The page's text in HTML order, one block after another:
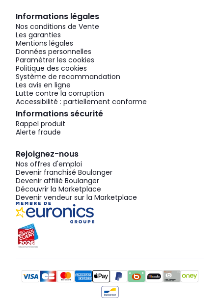
Informations légales
Nos conditions de Vente
Les garanties
Mentions légales
Données personnelles
Paramétrer les cookies
Politique des cookies
Système de recommandation
Les avis en ligne
Lutte contre la corruption
Accessibilité : partiellement conforme
Informations sécurité
Rappel produit
Alerte fraude
Rejoignez-nous
Nos offres d'emploi
Devenir franchisé Boulanger
Devenir affilié Boulanger
Découvrir la Marketplace
Devenir vendeur sur la Marketplace